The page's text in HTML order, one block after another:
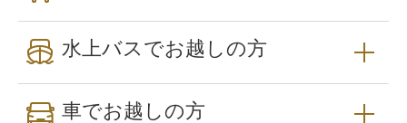
水上バスでお越しの方
車でお越しの方